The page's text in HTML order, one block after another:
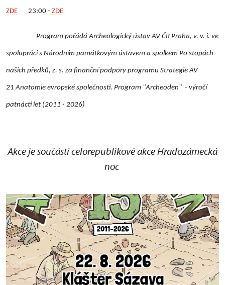
ZDE 23:00 - ZDE
Program pořádá Archeologický ústav AV ČR Praha, v. v. i. ve
spolupráci s Národním památkovým ústavem a spolkem Po stopách
našich předků, z. s. za finanční podpory programu Strategie AV
21 Anatomie evropské společnosti. Program "Archeoden" - výročí
patnácti let (2011 - 2026)
Akce je součástí celorepublikové akce Hradozámecká
noc